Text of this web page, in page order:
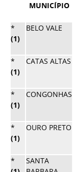
MUNICÍPIO
*
(1)
BELO VALE
*
(1)
CATAS ALTAS
*
(1)
CONGONHAS
*
(1)
OURO PRETO
*
SANTA